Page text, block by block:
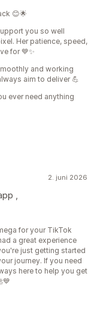
😊🌟
you so well
Her patience, speed,
for 💙✨
and working
aim to deliver 💪
ever need anything
2. juni 2026
,
for your TikTok
a great experience
just getting started
journey. If you need
here to help you get